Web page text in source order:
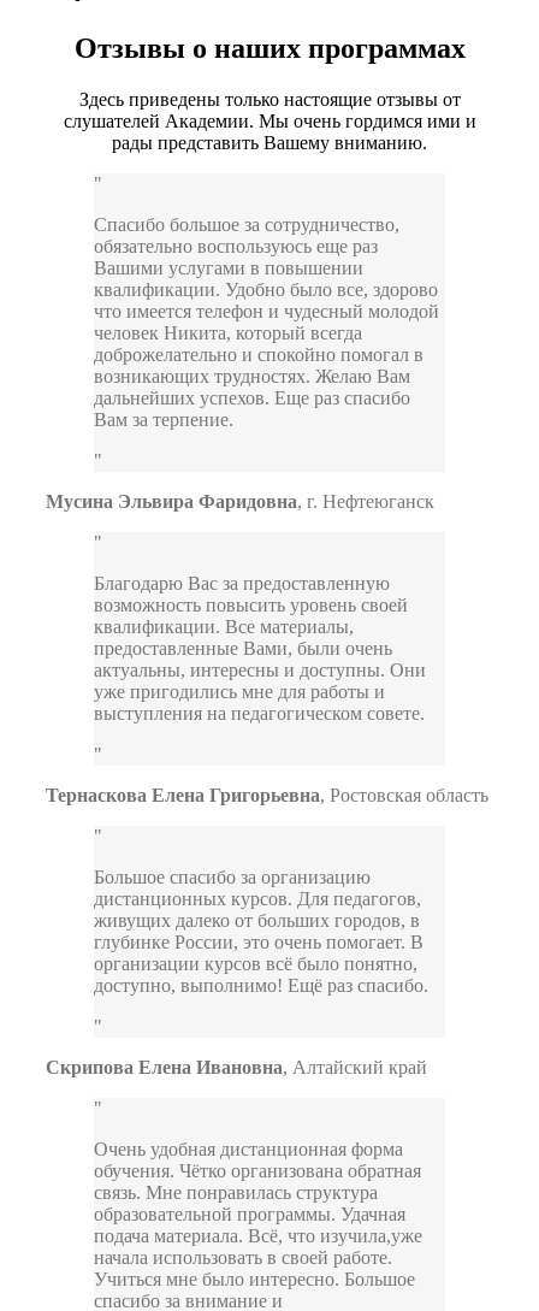
Отзывы о наших программах
Здесь приведены только настоящие отзывы от
слушателей Академии. Мы очень гордимся ими и
рады представить Вашему вниманию.
Спасибо большое за сотрудничество,
обязательно воспользуюсь еще раз
Вашими услугами в повышении
квалификации. Удобно было все, здорово
что имеется телефон и чудесный молодой
человек Никита, который всегда
доброжелательно и спокойно помогал в
возникающих трудностях. Желаю Вам
дальнейших успехов. Еще раз спасибо
Вам за терпение.
Мусина Эльвира Фаридовна, г. Нефтеюганск
Благодарю Вас за предоставленную
возможность повысить уровень своей
квалификации. Все материалы,
предоставленные Вами, были очень
актуальны, интересны и доступны. Они
уже пригодились мне для работы и
выступления на педагогическом совете.
Тернаскова Елена Григорьевна, Ростовская область
Большое спасибо за организацию
дистанционных курсов. Для педагогов,
живущих далеко от больших городов, в
глубинке России, это очень помогает. В
организации курсов всё было понятно,
доступно, выполнимо! Ещё раз спасибо.
Скрипова Елена Ивановна, Алтайский край
Очень удобная дистанционная форма
обучения. Чётко организована обратная
связь. Мне понравилась структура
образовательной программы. Удачная
подача материала. Всё, что изучила,уже
начала использовать в своей работе.
Учиться мне было интересно. Большое
спасибо за внимание и